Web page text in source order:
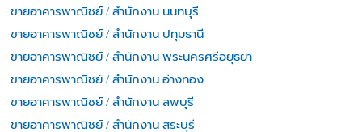
ขายอาคารพาณิชย์ / สำนักงาน นนทบุรี
ขายอาคารพาณิชย์ / สำนักงาน ปทุมธานี
ขายอาคารพาณิชย์ / สำนักงาน พระนครศรีอยุธยา
ขายอาคารพาณิชย์ / สำนักงาน อ่างทอง
ขายอาคารพาณิชย์ / สำนักงาน ลพบุรี
ขายอาคารพาณิชย์ / สำนักงาน สระบุรี